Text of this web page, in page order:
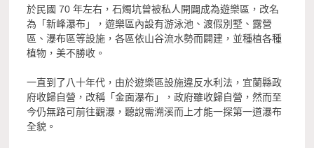
於民國 70 年左右，石燭坑曾被私人開闢成為遊樂區，改名
為「新峰瀑布」，遊樂區內設有游泳池、渡假別墅、露營
區、瀑布區等設施，各區依山谷流水勢而闢建，並種植各種
植物，美不勝收。
一直到了八十年代，由於遊樂區設施違反水利法，宜蘭縣政
府收歸自營，改稱「金面瀑布」，政府雖收歸自營，然而至
今仍無路可前往觀瀑，聽說需溯溪而上才能一探第一道瀑布
全貌。